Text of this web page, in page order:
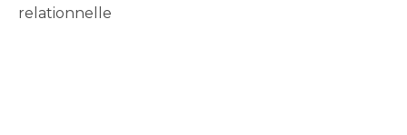
relationnelle